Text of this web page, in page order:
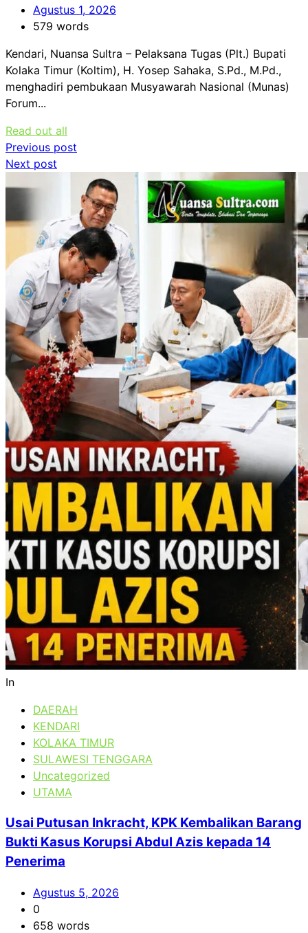
Agustus 1, 2026
579 words
Kendari, Nuansa Sultra – Pelaksana Tugas (Plt.) Bupati
Kolaka Timur (Koltim), H. Yosep Sahaka, S.Pd., M.Pd.,
menghadiri pembukaan Musyawarah Nasional (Munas)
Forum...
Read out all
Navigasi
pos
Previous post
Next post
In
DAERAH
KENDARI
KOLAKA TIMUR
SULAWESI TENGGARA
Uncategorized
UTAMA
Usai Putusan Inkracht, KPK Kembalikan Barang
Bukti Kasus Korupsi Abdul Azis kepada 14
Penerima
Agustus 5, 2026
0
658 words